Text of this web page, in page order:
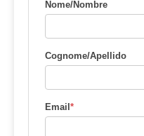
Nome/Nombre
Cognome/Apellido
Email*